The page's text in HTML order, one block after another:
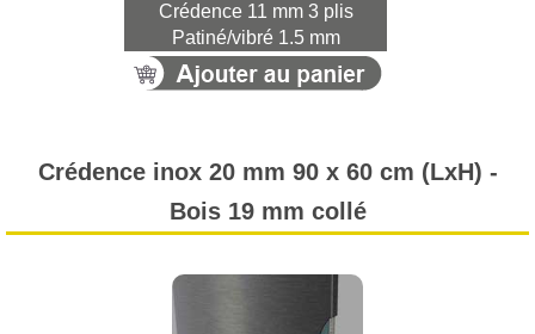
Crédence 11 mm 3 plis
Patiné/vibré 1.5 mm
Crédence inox 20 mm 90 x 60 cm (LxH) -
Bois 19 mm collé